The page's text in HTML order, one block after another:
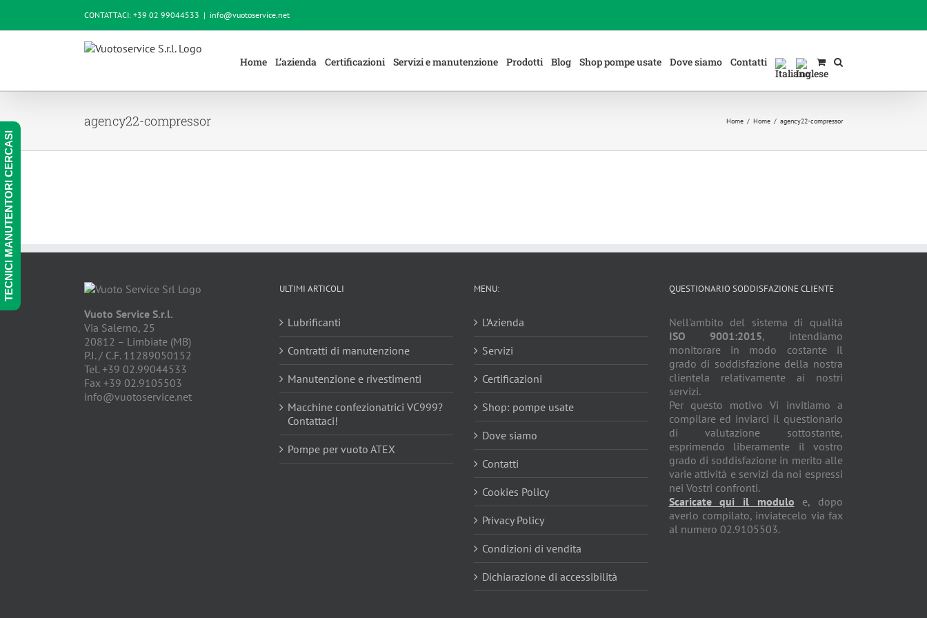
contenuto
CONTATTACI: +39 02 99044533 | info@vuotoservice.net
Home L’azienda Certificazioni Servizi e manutenzione Prodotti Blog Shop pompe usate Dove siamo Contatti
agency22-compressor Home / Home / agency22-compressor
Vuoto Service S.r.l.
Via Salerno, 25
20812 – Limbiate (MB)
P.I. / C.F. 11289050152
Tel. +39 02.99044533
Fax +39 02.9105503
info@vuotoservice.net
ULTIMI ARTICOLI
Lubrificanti
Contratti di manutenzione
Manutenzione e rivestimenti
Macchine confezionatrici VC999?
Contattaci!
Pompe per vuoto ATEX
MENU:
L’Azienda
Servizi
Certificazioni
Shop: pompe usate
Dove siamo
Contatti
Cookies Policy
Privacy Policy
Condizioni di vendita
Dichiarazione di accessibilità
QUESTIONARIO SODDISFAZIONE CLIENTE
Nell'ambito del sistema di qualità
ISO 9001:2015, intendiamo
monitorare in modo costante il
grado di soddisfazione della nostra
clientela relativamente ai nostri
servizi.
Per questo motivo Vi invitiamo a
compilare ed inviarci il questionario
di valutazione sottostante,
esprimendo liberamente il vostro
grado di soddisfazione in merito alle
varie attività e servizi da noi espressi
nei Vostri confronti.
Scaricate qui il modulo e, dopo
averlo compilato, inviatecelo via fax
al numero 02.9105503.
TECNICI MANUTENTORI CERCASI